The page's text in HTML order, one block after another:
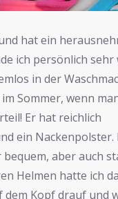
hat ein
ich persönlich sehr
in der
Sommer, wenn
Er hat reichlich
ein Nackenpolster.
aber auch
Helmen hatte ich
Kopf drauf und